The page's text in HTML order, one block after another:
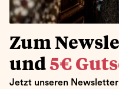
Zum
und 5€
Jetzt unseren